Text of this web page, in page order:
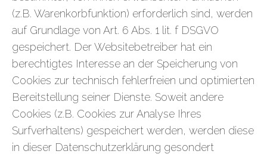
(z.B. Warenkorbfunktion) erforderlich sind, werden
auf Grundlage von Art. 6 Abs. 1 lit. f DSGVO
gespeichert. Der Websitebetreiber hat ein
berechtigtes Interesse an der Speicherung von
Cookies zur technisch fehlerfreien und optimierten
Bereitstellung seiner Dienste. Soweit andere
Cookies (z.B. Cookies zur Analyse Ihres
Surfverhaltens) gespeichert werden, werden diese
in dieser Datenschutzerklärung gesondert